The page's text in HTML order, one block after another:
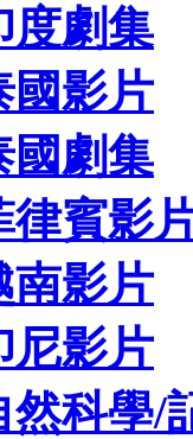
劇集
影片
劇集
賓影
影片
影片
科學/